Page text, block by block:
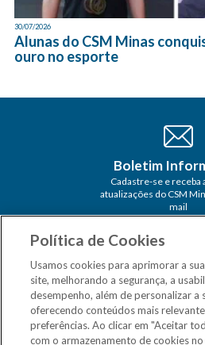
30/07/2026
Alunas do CSM Minas
ouro no esporte
Boletim
Cadastre-se e receba
atualizações do CSM
mail
Política de Cookies
Usamos cookies para aprimorar a
site, melhorando a segurança, a
desempenho, além de personalizar a
oferecendo conteúdos mais
preferências. Ao clicar em "Aceitar
com o armazenamento de cookies